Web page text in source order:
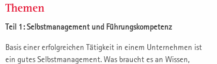
Themen
Teil 1: Selbstmanagement und Führungskompetenz
Basis einer erfolgreichen Tätigkeit in einem Unternehmen ist
ein gutes Selbstmanagement. Was braucht es an Wissen,